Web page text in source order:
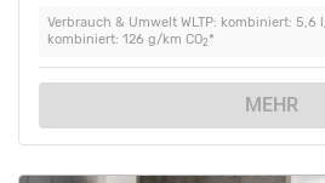
Verbrauch & Umwelt WLTP: kombiniert: 5,6
kombiniert: 126 g/km CO2*
MEHR